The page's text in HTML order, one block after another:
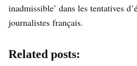
inadmissible’ dans les tentatives
journalistes français.
Related posts: